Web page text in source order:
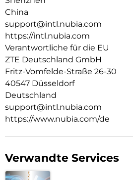
China
support@intl.nubia.com
https://intl.nubia.com
Verantwortliche für die EU
ZTE Deutschland GmbH
Fritz-Vomfelde-Straße 26-30
40547 Düsseldorf
Deutschland
support@intl.nubia.com
https://www.nubia.com/de
Verwandte Services